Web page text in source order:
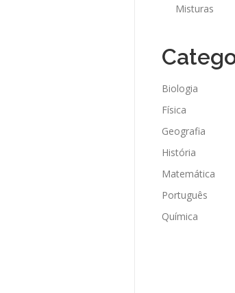
Misturas
Biologia
Física
Geografia
História
Matemática
Português
Química